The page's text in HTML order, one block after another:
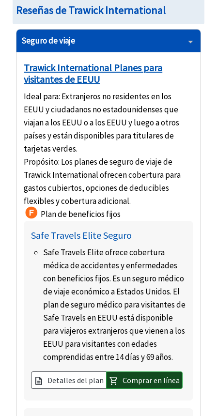
Reseñas de Trawick International
Seguro de viaje
Trawick International Planes para
visitantes de EEUU
Ideal para: Extranjeros no residentes en los
EEUU y ciudadanos no estadounidenses que
viajan a los EEUU o a los EEUU y luego a otros
países y están disponibles para titulares de
tarjetas verdes.
Propósito: Los planes de seguro de viaje de
Trawick International ofrecen cobertura para
gastos cubiertos, opciones de deducibles
flexibles y cobertura adicional.
Plan de beneficios fijos
Safe Travels Elite Seguro
Safe Travels Elite ofrece cobertura
médica de accidentes y enfermedades
con beneficios fijos. Es un seguro médico
de viaje económico a Estados Unidos. El
plan de seguro médico para visitantes de
Safe Travels en EEUU está disponible
para viajeros extranjeros que vienen a los
EEUU para visitantes con edades
comprendidas entre 14 días y 69 años.
description Detalles del plan shopping_cart Comprar en línea